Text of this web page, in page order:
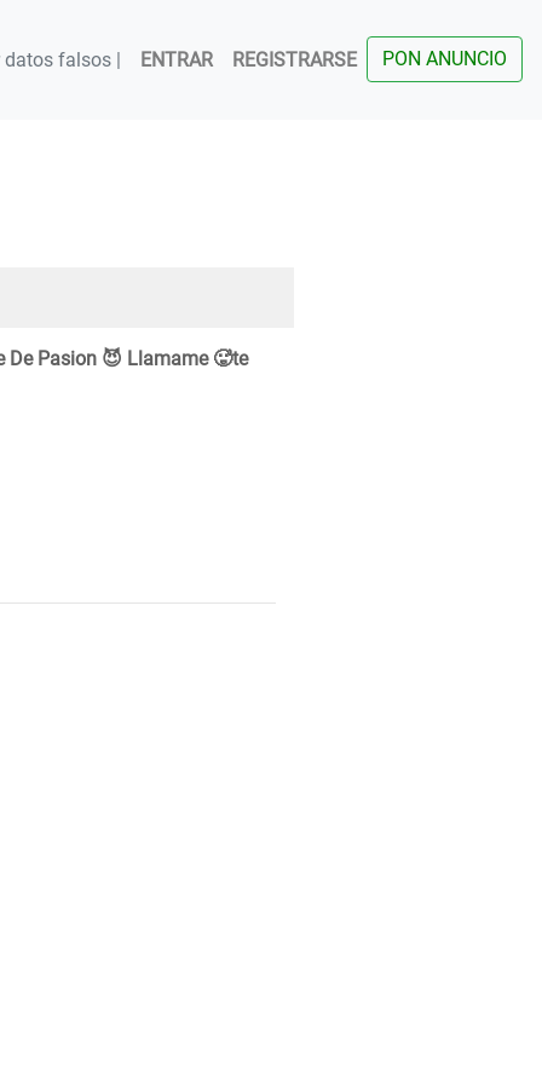
falsos | ENTRAR REGISTRARSE PON ANUNCIO
De Pasion 😈 Llamame 🥵te